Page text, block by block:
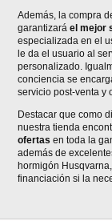
Además, la compra
garantizaráel mejor
especializada en el
le da el usuario al
personalizado.
conciencia se
servicio post-venta y
Destacar que como
nuestra tienda
ofertas en toda la
además de
hormigón
financiación si la